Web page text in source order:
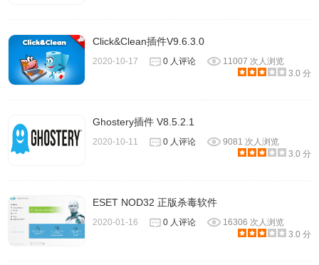
Click&Clean插件V9.6.3.0
2020-10-17 0 人评论
11007 次人浏览
3.0 分
Ghostery插件 V8.5.2.1
2020-10-11 0 人评论
9081 次人浏览
3.0 分
ESET NOD32 正版杀毒软件
2020-01-16 0 人评论
16306 次人浏览
3.0 分